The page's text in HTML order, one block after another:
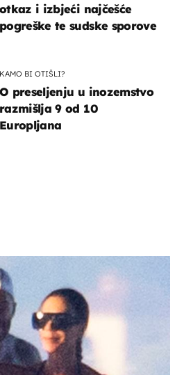
otkaz i izbjeći najčešće
pogreške te sudske sporove
KAMO BI OTIŠLI?
O preseljenju u inozemstvo
razmišlja 9 od 10
Europljana